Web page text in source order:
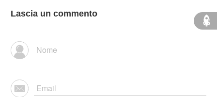
Lascia un commento